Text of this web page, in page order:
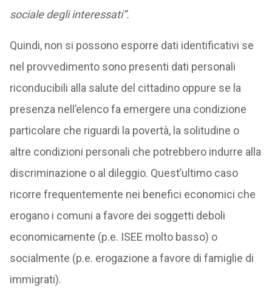
sociale degli interessati”.
Quindi, non si possono esporre dati identificativi se
nel provvedimento sono presenti dati personali
riconducibili alla salute del cittadino oppure se la
presenza nell’elenco fa emergere una condizione
particolare che riguardi la povertà, la solitudine o
altre condizioni personali che potrebbero indurre alla
discriminazione o al dileggio. Quest’ultimo caso
ricorre frequentemente nei benefici economici che
erogano i comuni a favore dei soggetti deboli
economicamente (p.e. ISEE molto basso) o
socialmente (p.e. erogazione a favore di famiglie di
immigrati).